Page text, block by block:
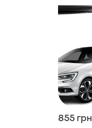
855 грн